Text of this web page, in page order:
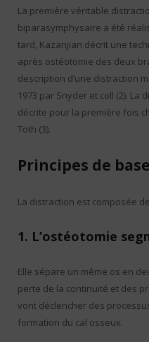
La première véritable
biparasymphysaire a été
tard, Kazanjian décrit une
après ostéotomie des deux
description d’une distraction
1973 par Snyder et coll (2).
décrite pour la première fois
Toth (3).
Principes de
La distraction est composée
1. L’ostéotomie
Elle sépare un même os en
perte de la continuité et des
vont déclencher des
formation du cal osseux.